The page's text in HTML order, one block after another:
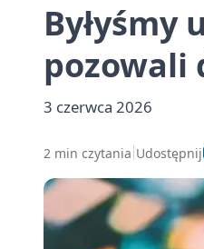
pozowali
3 czerwca 2026
2 min czytania Udostępnij